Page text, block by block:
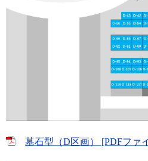
墓石型（D区画） [PDFファ